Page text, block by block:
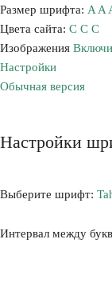
Размер шрифта: A A
Цвета сайта: С С С
Изображения
Настройки
Обычная версия
Настройки
Выберите шрифт:
Интервал между